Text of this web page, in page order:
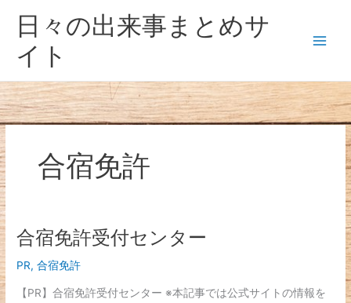
ッ
プ
日々の出来事まとめサ
イト
合宿免許
合宿免許受付センター
PR,合宿免許
【PR】合宿免許受付センター ※本記事では公式サイトの情報を
合
宿
免
許